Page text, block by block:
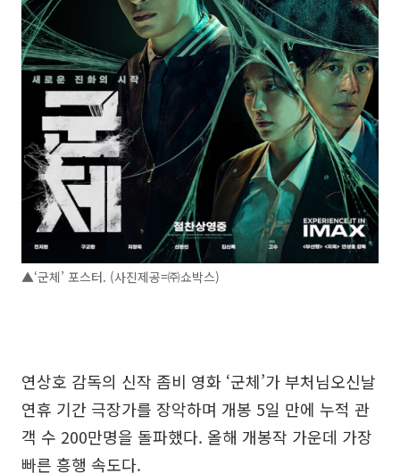
▲‘군체’ 포스터. (사진제공=㈜쇼박스)
연상호 감독의 신작 좀비 영화 ‘군체’가 부처님오신날
연휴 기간 극장가를 장악하며 개봉 5일 만에 누적 관
객 수 200만명을 돌파했다. 올해 개봉작 가운데 가장
빠른 흥행 속도다.